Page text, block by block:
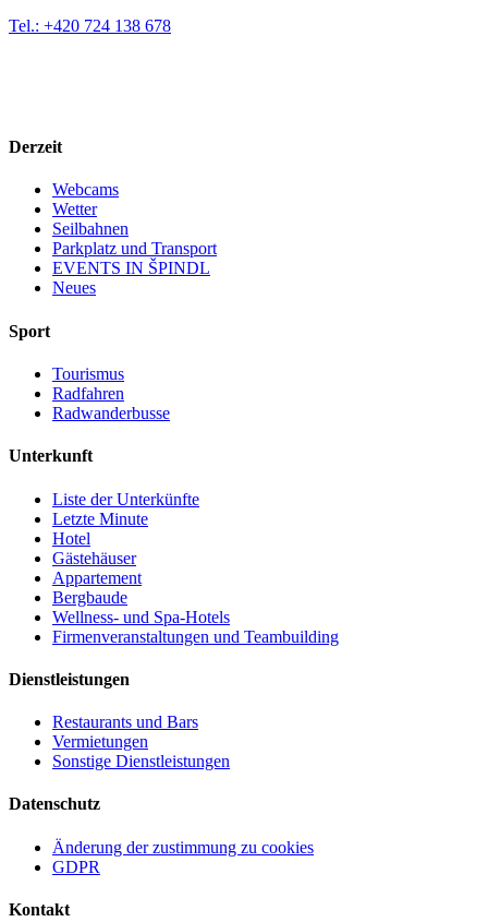
Tel.: +420 724 138 678
Derzeit
Webcams
Wetter
Seilbahnen
Parkplatz und Transport
EVENTS IN ŠPINDL
Neues
Sport
Tourismus
Radfahren
Radwanderbusse
Unterkunft
Liste der Unterkünfte
Letzte Minute
Hotel
Gästehäuser
Appartement
Bergbaude
Wellness- und Spa-Hotels
Firmenveranstaltungen und Teambuilding
Dienstleistungen
Restaurants und Bars
Vermietungen
Sonstige Dienstleistungen
Datenschutz
Änderung der zustimmung zu cookies
GDPR
Kontakt